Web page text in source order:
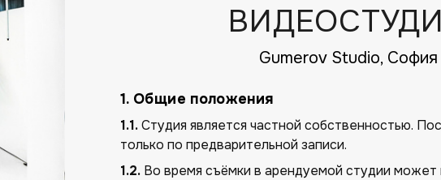
Gumerov Studio, София
1. Общие положения
1.1.Студия является частной собственностью.
только по предварительной записи.
1.2. Во время съёмки в арендуемой студии может